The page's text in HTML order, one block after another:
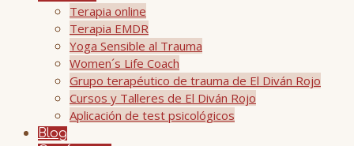
Terapia online
Terapia EMDR
Yoga Sensible al Trauma
Women´s Life Coach
Grupo terapéutico de trauma de El Diván Rojo
Cursos y Talleres de El Diván Rojo
Aplicación de test psicológicos
Blog